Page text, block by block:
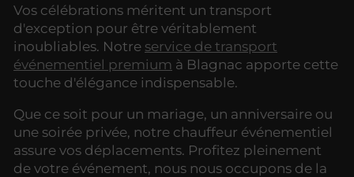
Vos célébrations méritent un transport
d'exception pour être véritablement
inoubliables. Notre service de transport
événementiel premium à Blagnac apporte cette
touche d'élégance indispensable.
Que ce soit pour un mariage, un anniversaire ou
une soirée privée, notre chauffeur événementiel
assure vos déplacements. Profitez pleinement
de votre événement, nous nous occupons de la